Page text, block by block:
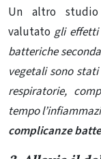
Un altro
valutatogli effetti
batteriche
vegetali sono
respiratorie,
tempo
complicanze